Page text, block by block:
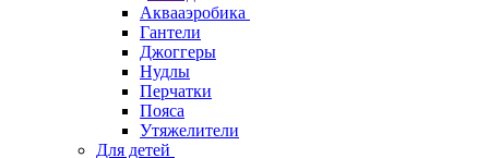
Аквааэробика
Гантели
Джоггеры
Нудлы
Перчатки
Пояса
Утяжелители
Для детей